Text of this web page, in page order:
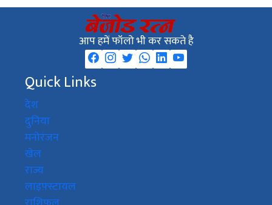
आप हमें फॉलो भी कर सकते है
Quick Links
देश
दुनिया
मनोरंजन
खेल
राज्य
लाइफ़्स्टायल